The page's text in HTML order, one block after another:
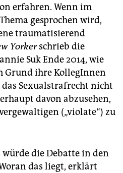
erfahren. Wenn im
gesprochen wird,
traumatisierend
Yorkerschrieb die
Suk Ende 2014, wie
Grund ihre KollegInnen
Sexualstrafrecht nicht
davon abzusehen,
(„violate“) zu
die Debatte in den
das liegt, erklärt